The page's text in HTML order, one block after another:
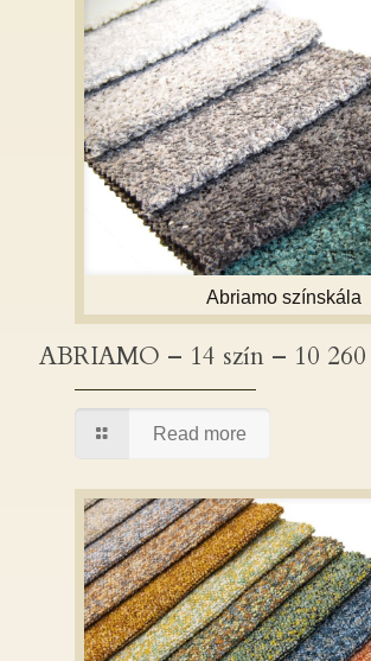
ABRIAMO – 14 szín – 10
Abriamo színskála
ABRIAMO – 14 szín – 10
Read more